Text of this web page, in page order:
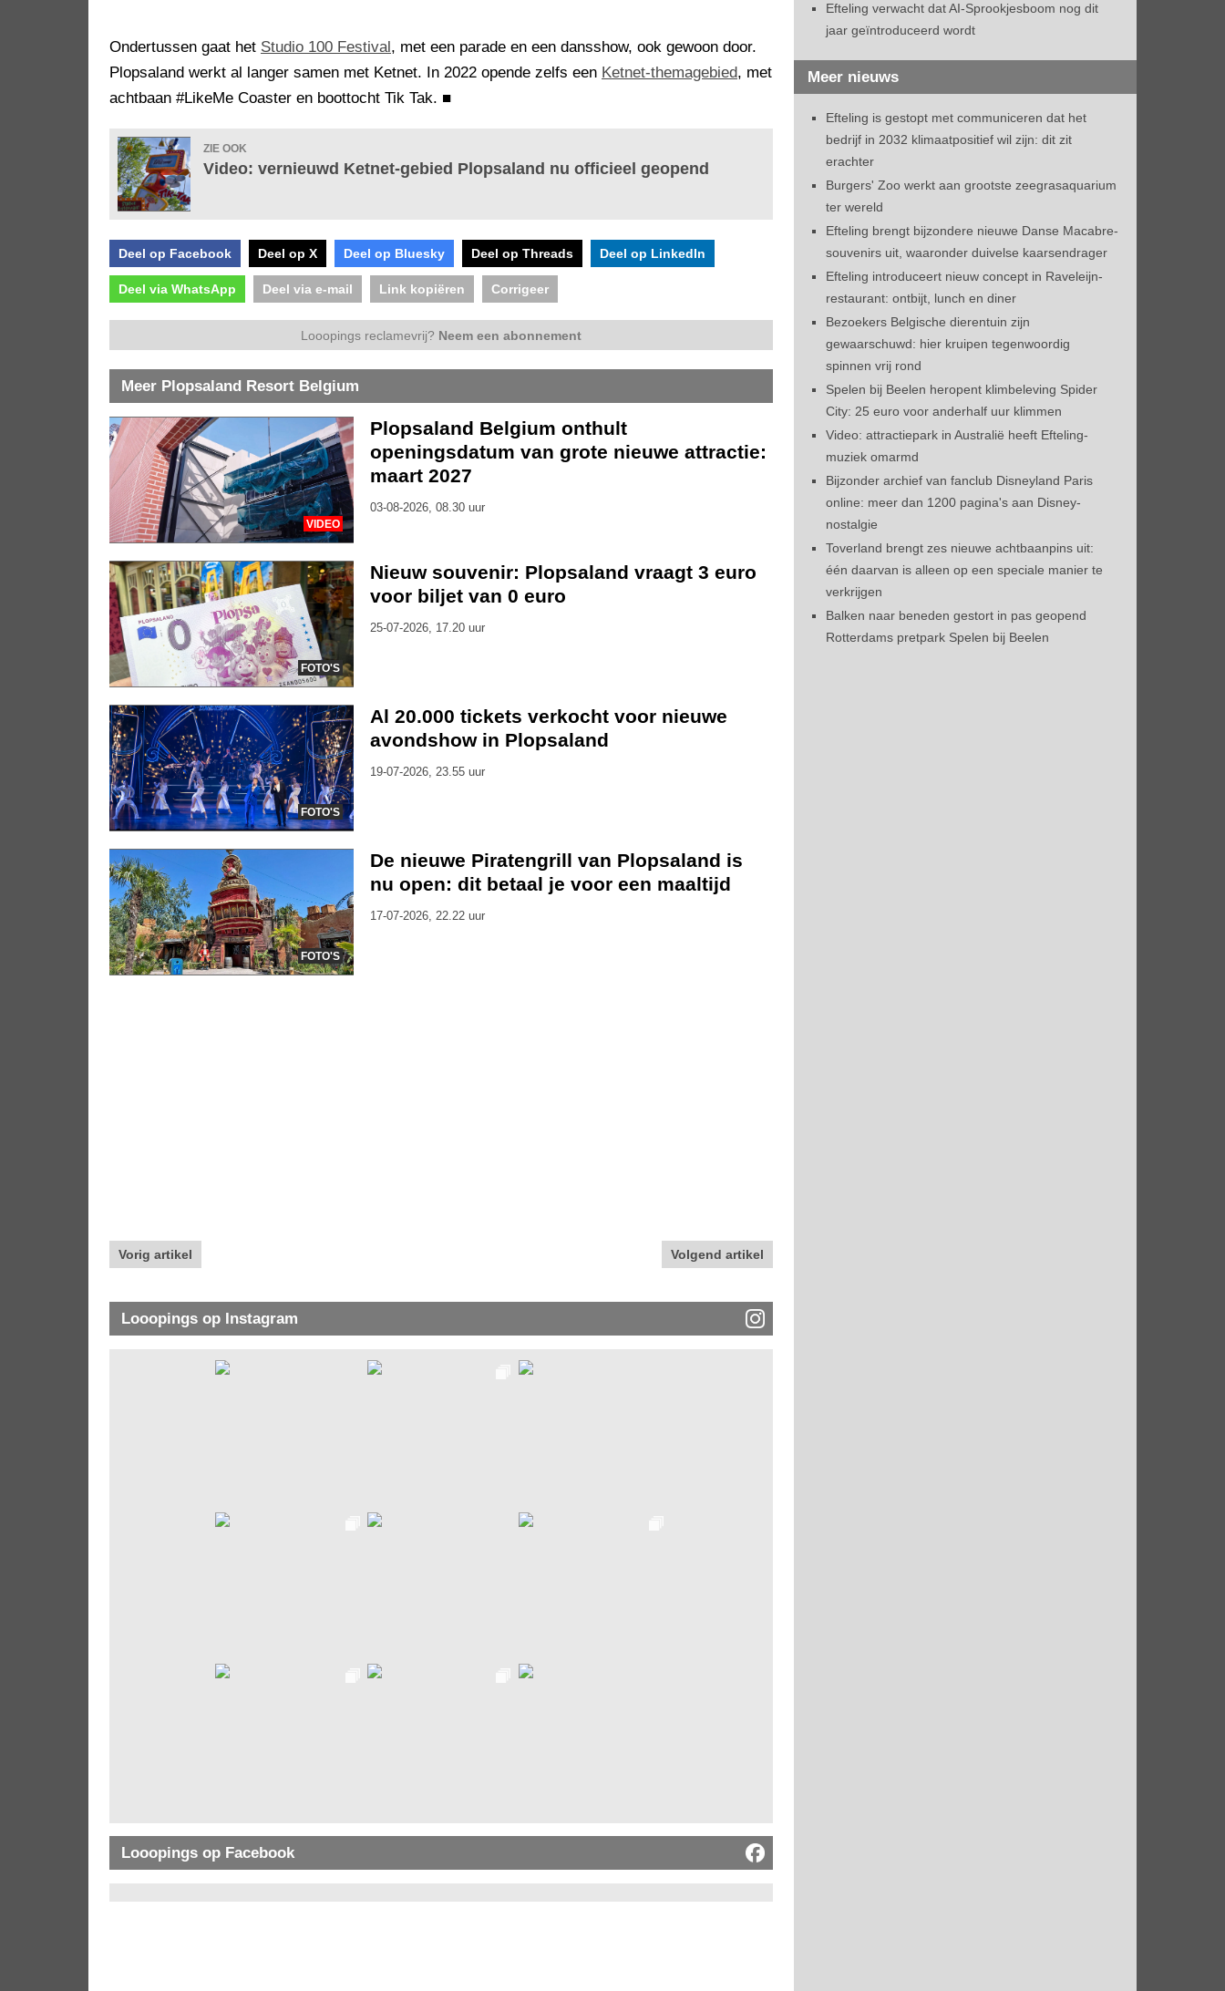
Ondertussen gaat het Studio 100 Festival , met een parade en een dansshow, ook gewoon door.
Plopsaland werkt al langer samen met Ketnet. In 2022 opende zelfs een Ketnet-themagebied, met
achtbaan #LikeMe Coaster en boottocht Tik Tak. ■
ZIE OOK
Video: vernieuwd Ketnet-gebied Plopsaland nu officieel geopend
Deel op Facebook Deel op X Deel op Bluesky Deel op Threads Deel op LinkedIn
Deel via WhatsApp Deel via e-mail Link kopiëren Corrigeer
Looopings reclamevrij? Neem een abonnement
Meer Plopsaland Resort Belgium
VIDEO
Plopsaland Belgium onthult
openingsdatum van grote nieuwe attractie:
maart 2027
03-08-2026, 08.30 uur
FOTO'S
Nieuw souvenir: Plopsaland vraagt 3 euro
voor biljet van 0 euro
25-07-2026, 17.20 uur
FOTO'S
Al 20.000 tickets verkocht voor nieuwe
avondshow in Plopsaland
19-07-2026, 23.55 uur
FOTO'S
De nieuwe Piratengrill van Plopsaland is
nu open: dit betaal je voor een maaltijd
17-07-2026, 22.22 uur
Vorig artikel Volgend artikel
Looopings op Instagram
Looopings op Facebook
Efteling verwacht dat AI-Sprookjesboom nog dit
jaar geïntroduceerd wordt
Meer nieuws
Efteling is gestopt met communiceren dat het
bedrijf in 2032 klimaatpositief wil zijn: dit zit
erachter
Burgers' Zoo werkt aan grootste zeegrasaquarium
ter wereld
Efteling brengt bijzondere nieuwe Danse Macabre-
souvenirs uit, waaronder duivelse kaarsendrager
Efteling introduceert nieuw concept in Raveleijn-
restaurant: ontbijt, lunch en diner
Bezoekers Belgische dierentuin zijn
gewaarschuwd: hier kruipen tegenwoordig
spinnen vrij rond
Spelen bij Beelen heropent klimbeleving Spider
City: 25 euro voor anderhalf uur klimmen
Video: attractiepark in Australië heeft Efteling-
muziek omarmd
Bijzonder archief van fanclub Disneyland Paris
online: meer dan 1200 pagina's aan Disney-
nostalgie
Toverland brengt zes nieuwe achtbaanpins uit:
één daarvan is alleen op een speciale manier te
verkrijgen
Balken naar beneden gestort in pas geopend
Rotterdams pretpark Spelen bij Beelen